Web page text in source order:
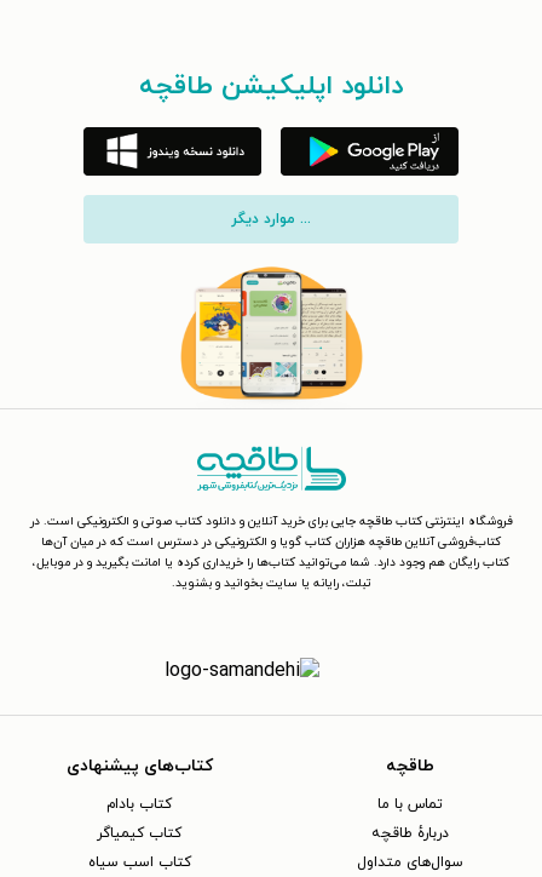
دانلود اپلیکیشن طاقچه
... موارد دیگر
فروشگاه اینترنتی کتاب طاقچه جایی برای خرید آنلاین و دانلود کتاب صوتی و الکترونیکی است. در
کتاب‌فروشی آنلاین طاقچه هزاران کتاب گویا و الکترونیکی در دسترس است که در میان آن‌ها
کتاب رایگان هم وجود دارد. شما می‌توانید کتاب‌ها را خریداری کرده یا امانت بگیرید و در موبایل،
تبلت، رایانه یا سایت بخوانید و بشنوید.
طاقچه
تماس با ما
دربارهٔ طاقچه
سوال‌های متداول
کتاب‌های پیشنهادی
کتاب بادام
کتاب کیمیاگر
کتاب اسب سیاه